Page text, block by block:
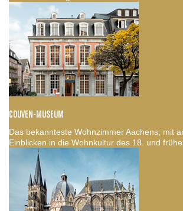
COUVEN-MUSEUM
Das bekannteste Wohnzimmer Aachens, mit
Einblicken in die Wohnkultur des 18. und